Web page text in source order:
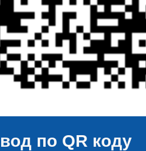
по QR коду